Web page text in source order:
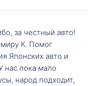
за честный авто!
К. Помог
Японских авто и
нас пока мало
народ подходит,